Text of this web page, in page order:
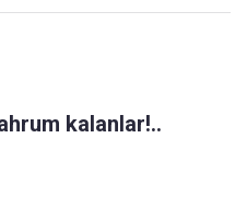
kalanlar!..